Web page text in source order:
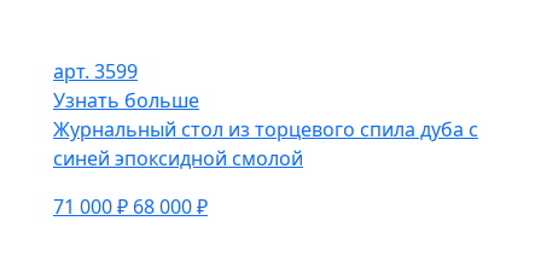
арт. 3599
Узнать больше
Журнальный стол из торцевого спила дуба с
синей эпоксидной смолой
71 000 ₽ 68 000 ₽